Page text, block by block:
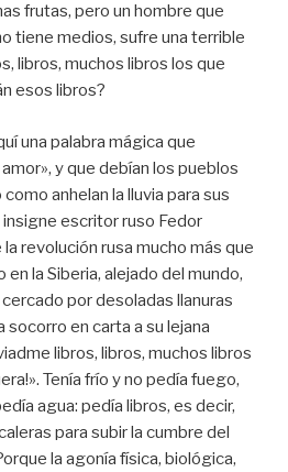
frutas, pero un hombre que
tiene medios, sufre una terrible
libros, muchos libros los que
esos libros?
una palabra mágica que
y que debían los pueblos
anhelan la lluvia para sus
escritor ruso Fedor
revolución rusa mucho más que
la Siberia, alejado del mundo,
por desoladas llanuras
socorro en carta a su lejana
libros, libros, muchos libros
Tenía frío y no pedía fuego,
agua: pedía libros, es decir,
para subir la cumbre del
la agonía física, biológica,